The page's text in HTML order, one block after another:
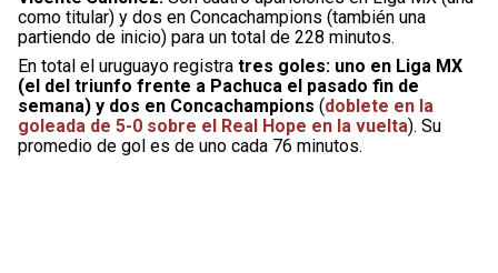
como titular) y dos en Concachampions (también una
partiendo de inicio) para un total de 228 minutos.
En total el uruguayo registra tres goles: uno en Liga MX
(el del triunfo frente a Pachuca el pasado fin de
semana) y dos en Concachampions (doblete en la
goleada de 5-0 sobre el Real Hope en la vuelta). Su
promedio de gol es de uno cada 76 minutos.